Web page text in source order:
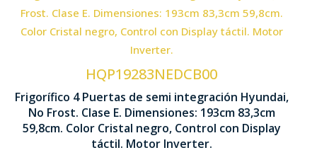
HQP19283NEDCB00
Frigorífico 4 Puertas de semi integración Hyundai,
No Frost. Clase E. Dimensiones: 193cm 83,3cm
59,8cm. Color Cristal negro, Control con Display
táctil. Motor Inverter.
Tecnología No Frost
Ventilación Multi Air Flow
Sistema Antibacteria 1930 x